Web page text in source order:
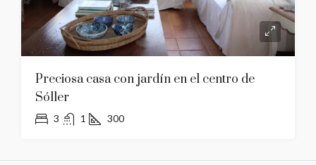
Preciosa casa con jardín en el centro de
Sóller
3 1 300